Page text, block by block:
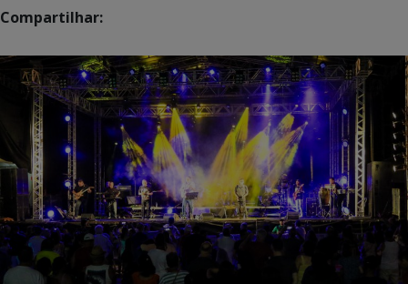
Compartilhar: